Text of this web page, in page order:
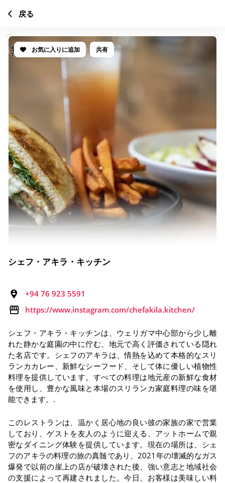
お気に入りに追加 共有
シェフ・アキラ・キッチン
+94 76 923 5591
https://www.instagram.com/chefakila.kitchen/
シェフ・アキラ・キッチンは、ウェリガマ中心部から少し離
れた静かな庭園の中に佇む、地元で高く評価されている隠れ
た名店です。シェフのアキラは、情熱を込めて本格的なスリ
ランカカレー、新鮮なシーフード、そして体に優しい植物性
料理を提供しています。すべての料理は地元産の新鮮な食材
を使用し、豊かな風味と本場のスリランカ家庭料理の味を堪
能できます。.
このレストランは、温かく居心地の良い彼の家族の家で営業
しており、ゲストを友人のように迎える、アットホームで親
密なダイニング体験を提供しています。現在の場所は、シェ
フのアキラの料理の旅の真髄であり、2021年の壊滅的なガス
爆発で以前の崖上の店が破壊された後、強い意志と地域社会
の支援によって再建されました。今日、お客様は美味しい料
戻る